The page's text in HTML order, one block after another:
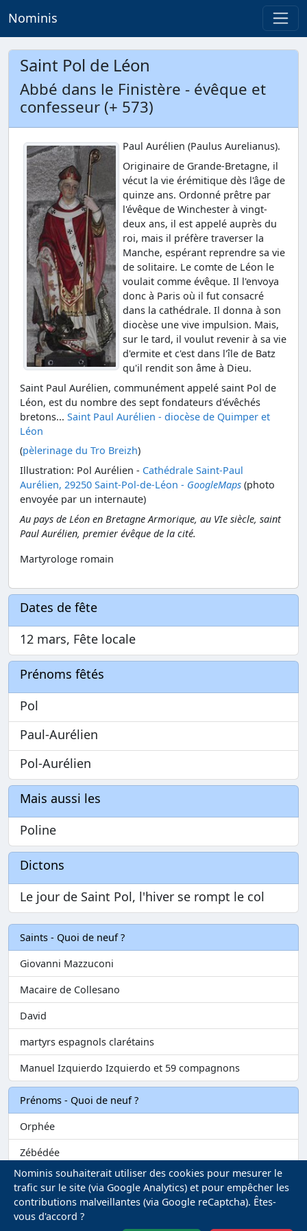
Nominis
Saint Pol de Léon
Abbé dans le Finistère - évêque et
confesseur (+ 573)
Paul Aurélien (Paulus Aurelianus).
Originaire de Grande-Bretagne, il
vécut la vie érémitique dès l'âge de
quinze ans. Ordonné prêtre par
l'évêque de Winchester à vingt-
deux ans, il est appelé auprès du
roi, mais il préfère traverser la
Manche, espérant reprendre sa vie
de solitaire. Le comte de Léon le
voulait comme évêque. Il l'envoya
donc à Paris où il fut consacré
dans la cathédrale. Il donna à son
diocèse une vive impulsion. Mais,
sur le tard, il voulut revenir à sa vie
d'ermite et c'est dans l'île de Batz
qu'il rendit son âme à Dieu.
Saint Paul Aurélien, communément appelé saint Pol de
Léon, est du nombre des sept fondateurs d'évêchés
bretons... Saint Paul Aurélien - diocèse de Quimper et
Léon
(pèlerinage du Tro Breizh)
Illustration: Pol Aurélien - Cathédrale Saint-Paul
Aurélien, 29250 Saint-Pol-de-Léon - GoogleMaps (photo
envoyée par un internaute)
Au pays de Léon en Bretagne Armorique, au VIe siècle, saint
Paul Aurélien, premier évêque de la cité.
Martyrologe romain
Dates de fête
12 mars, Fête locale
Prénoms fêtés
Pol
Paul-Aurélien
Pol-Aurélien
Mais aussi les
Poline
Dictons
Le jour de Saint Pol, l'hiver se rompt le col
Saints - Quoi de neuf ?
Giovanni Mazzuconi
Macaire de Collesano
David
martyrs espagnols clarétains
Manuel Izquierdo Izquierdo et 59 compagnons
Prénoms - Quoi de neuf ?
Orphée
Zébédée
Melvil
Matilin
Nominis souhaiterait utiliser des cookies pour mesurer le
trafic sur le site (via Google Analytics) et pour empêcher les
contributions malveillantes (via Google reCaptcha). Êtes-
vous d'accord ?